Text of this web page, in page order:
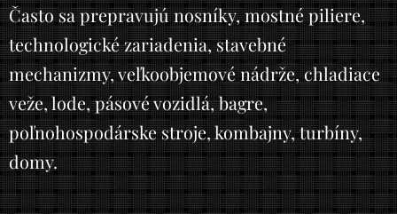
Často sa prepravujú nosníky, mostné piliere,
technologické zariadenia, stavebné
mechanizmy, veľkoobjemové nádrže, chladiace
veže, lode, pásové vozidlá, bagre,
poľnohospodárske stroje, kombajny, turbíny,
domy.